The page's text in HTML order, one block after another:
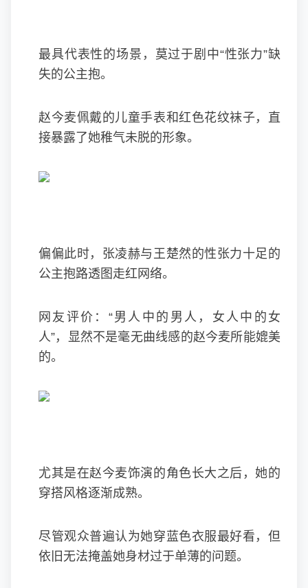
最具代表性的场景，莫过于剧中“性张力”缺
失的公主抱。
赵今麦佩戴的儿童手表和红色花纹袜子，直
接暴露了她稚气未脱的形象。
偏偏此时，张凌赫与王楚然的性张力十足的
公主抱路透图走红网络。
网友评价：“男人中的男人，女人中的女
人”，显然不是毫无曲线感的赵今麦所能媲美
的。
尤其是在赵今麦饰演的角色长大之后，她的
穿搭风格逐渐成熟。
尽管观众普遍认为她穿蓝色衣服最好看，但
依旧无法掩盖她身材过于单薄的问题。